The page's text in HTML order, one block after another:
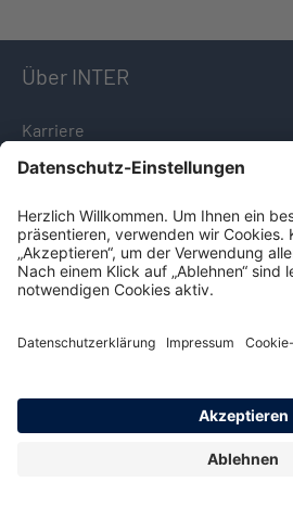
Über INTER
Karriere
Unternehmensprofil
Firmensitz
Presseinformationen
Nachhaltigkeit
Service & Kontakt